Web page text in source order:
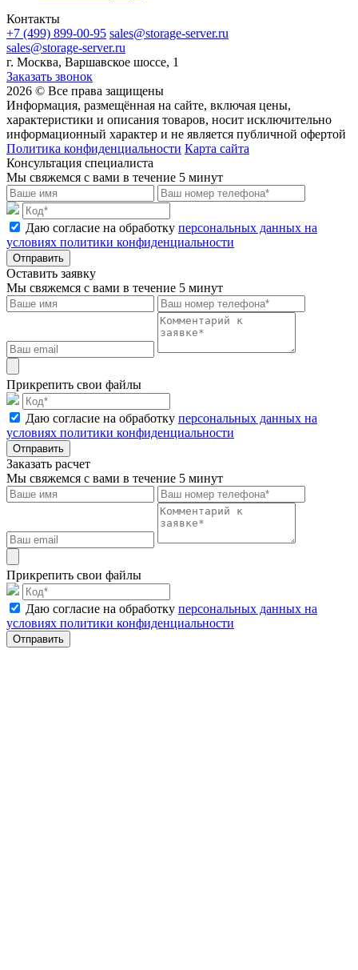
Контакты
+7 (499) 899-00-95 sales@storage-server.ru
sales@storage-server.ru
г. Москва, Варшавское шоссе, 1
Заказать звонок
2026 © Все права защищены
Информация, размещённая на сайте, включая цены,
характеристики и описания товаров, носит исключительно
информационный характер и не является публичной офертой
Политика конфиденциальности Карта сайта
Консультация специалиста
Мы свяжемся с вами в течение 5 минут
Даю согласие на обработку персональных данных на
условиях политики конфиденциальности
Отправить
Оставить заявку
Мы свяжемся с вами в течение 5 минут
Прикрепить свои файлы
Даю согласие на обработку персональных данных на
условиях политики конфиденциальности
Отправить
Заказать расчет
Мы свяжемся с вами в течение 5 минут
Прикрепить свои файлы
Даю согласие на обработку персональных данных на
условиях политики конфиденциальности
Отправить